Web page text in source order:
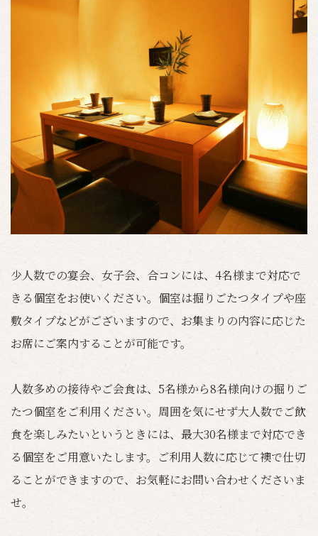
少人数での宴会、女子会、合コンには、4名様まで対応で
きる個室をお使いください。個室は掘りごたつタイプや座
敷タイプなどがございますので、お集まりの内容に応じた
お席にご案内することが可能です。
人数多めの接待やご会食は、5名様から8名様向けの掘りご
たつ個室をご利用ください。周囲を気にせず大人数でご飲
食を楽しみたいというときには、最大30名様まで対応でき
る個室をご用意いたします。ご利用人数に応じて襖で仕切
ることができますので、お気軽にお問い合わせくださいま
せ。